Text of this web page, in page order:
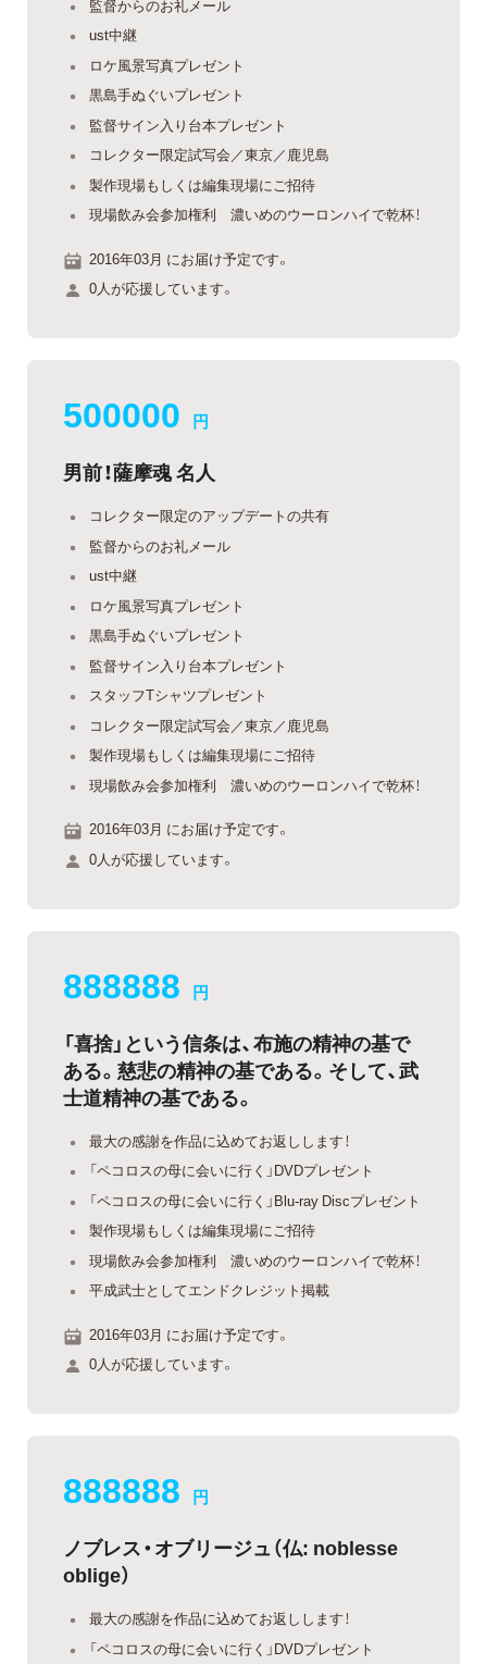
監督からのお礼メール
ust中継
ロケ風景写真プレゼント
黒島手ぬぐいプレゼント
監督サイン入り台本プレゼント
コレクター限定試写会／東京／鹿児島
製作現場もしくは編集現場にご招待
現場飲み会参加権利 濃いめのウーロンハイで乾杯！
2016年03月 にお届け予定です。
0人が応援しています。
500000 円
男前！薩摩魂 名人
コレクター限定のアップデートの共有
監督からのお礼メール
ust中継
ロケ風景写真プレゼント
黒島手ぬぐいプレゼント
監督サイン入り台本プレゼント
スタッフTシャツプレゼント
コレクター限定試写会／東京／鹿児島
製作現場もしくは編集現場にご招待
現場飲み会参加権利 濃いめのウーロンハイで乾杯！
2016年03月 にお届け予定です。
0人が応援しています。
888888 円
「喜捨」という信条は、布施の精神の基で
ある。慈悲の精神の基である。そして、武
士道精神の基である。
最大の感謝を作品に込めてお返しします！
「ペコロスの母に会いに行く」DVDプレゼント
「ペコロスの母に会いに行く」Blu-ray Discプレゼント
製作現場もしくは編集現場にご招待
現場飲み会参加権利 濃いめのウーロンハイで乾杯！
平成武士としてエンドクレジット掲載
2016年03月 にお届け予定です。
0人が応援しています。
888888 円
ノブレス・オブリージュ（仏: noblesse
oblige）
最大の感謝を作品に込めてお返しします！
「ペコロスの母に会いに行く」DVDプレゼント